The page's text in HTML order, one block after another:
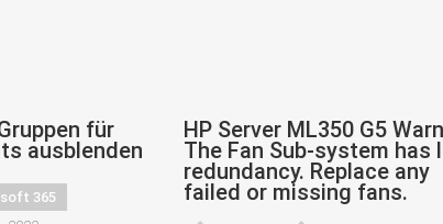
für
ausblenden
365
HP Server ML350 G5
The Fan Sub-system has
redundancy. Replace any
failed or missing fans.